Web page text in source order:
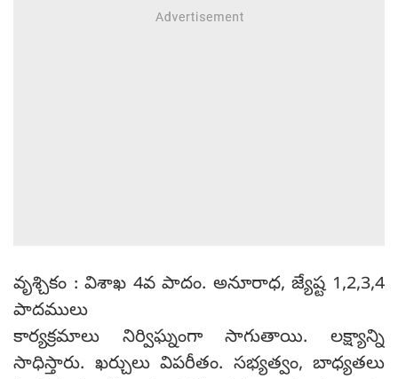
వృశ్చికం : విశాఖ 4వ పాదం. అనూరాధ, జ్యేష్ట 1,2,3,4
పాదములు
కార్యక్రమాలు నిర్విఘ్నంగా సాగుతాయి. లక్ష్యాన్ని
సాధిస్తారు. ఖర్చులు విపరీతం. సభ్యత్వం, బాధ్యతలు